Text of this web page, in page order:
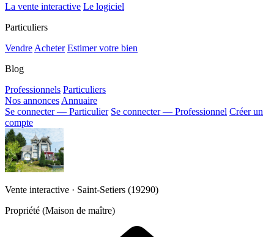
La vente interactive Le logiciel
Particuliers
Vendre Acheter Estimer votre bien
Blog
Professionnels Particuliers
Nos annonces Annuaire
Se connecter — Particulier Se connecter — Professionnel Créer un
compte
Vente interactive · Saint-Setiers (19290)
Propriété (Maison de maître)